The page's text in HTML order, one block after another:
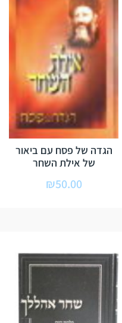
הגדה של פסח עם ביאור
של אילת השחר
₪50.00